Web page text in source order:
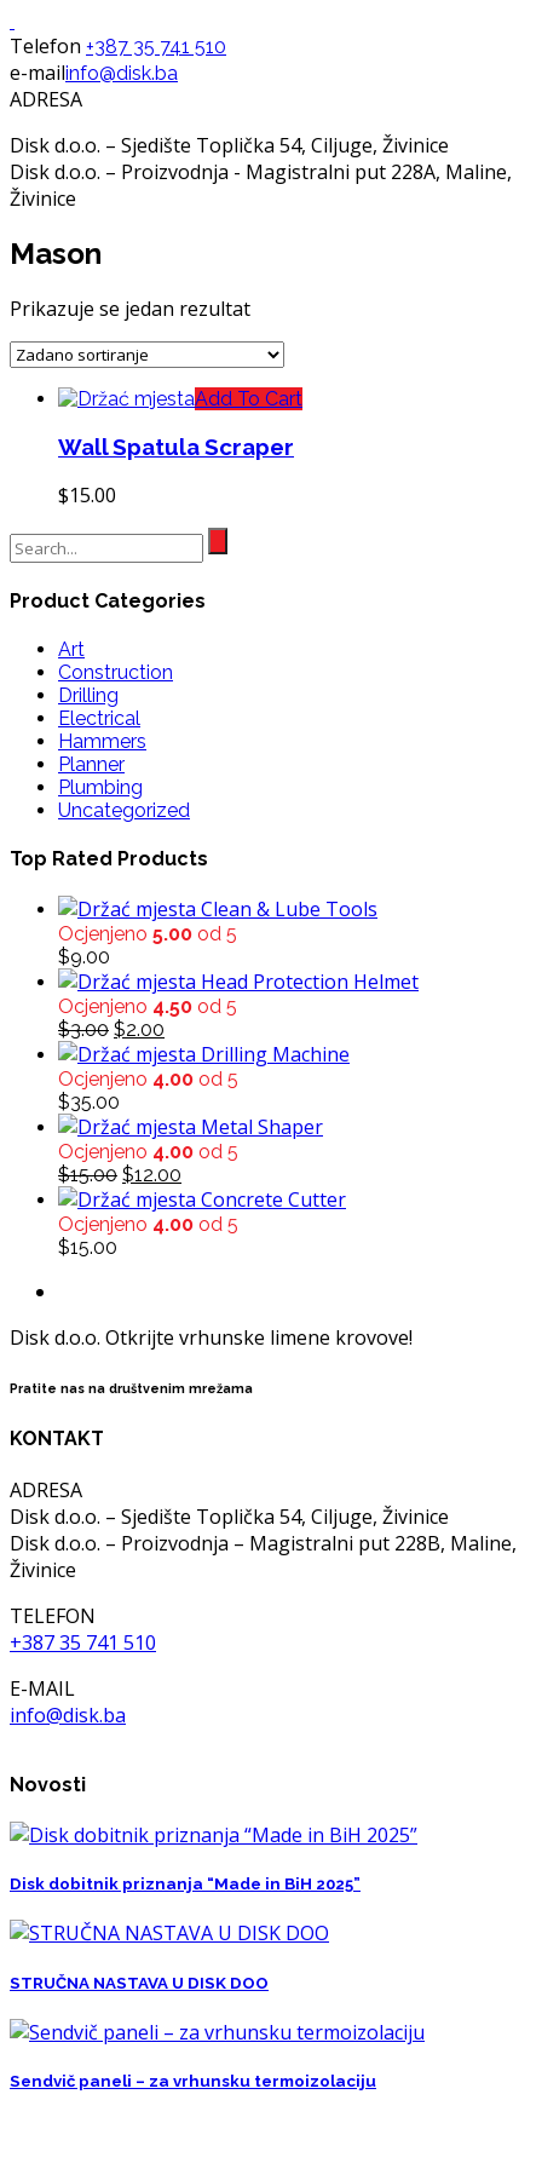
Telefon +387 35 741 510
e-mailinfo@disk.ba
ADRESA
Disk d.o.o. – Sjedište Toplička 54, Ciljuge, Živinice
Disk d.o.o. – Proizvodnja - Magistralni put 228A, Maline,
Živinice
Mason
Prikazuje se jedan rezultat
Add To Cart
Wall Spatula Scraper
$15.00
Search
for:
Product Categories
Art
Construction
Drilling
Electrical
Hammers
Planner
Plumbing
Uncategorized
Top Rated Products
Clean & Lube Tools
Ocjenjeno 5.00 od 5
$9.00
Head Protection Helmet
Ocjenjeno 4.50 od 5
$3.00 Original
price
was:
$3.00.
$2.00
price
is:
Drilling Machine
Ocjenjeno 4.00 od 5
$35.00
Metal Shaper
Ocjenjeno 4.00 od 5
$15.00 Original
price
was:
$12.00
price
is:
Concrete Cutter
Ocjenjeno 4.00 od 5
$15.00
Disk d.o.o. Otkrijte vrhunske limene krovove!
Pratite nas na društvenim mrežama
KONTAKT
ADRESA
Disk d.o.o. – Sjedište Toplička 54, Ciljuge, Živinice
Disk d.o.o. – Proizvodnja – Magistralni put 228B, Maline,
Živinice
TELEFON
+387 35 741 510
E-MAIL
info@disk.ba
Novosti
Disk dobitnik priznanja “Made in BiH 2025”
STRUČNA NASTAVA U DISK DOO
Sendvič paneli – za vrhunsku termoizolaciju